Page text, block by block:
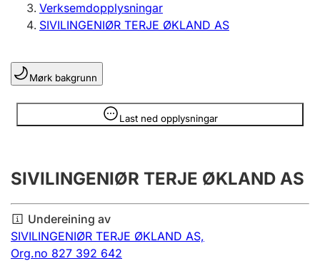
Enkeltpersonføretak
Registrere, endre, slette
Lag og foreining
Registrere, endre, slette
Årsrekneskap
Innsending og forseinkingsgebyr
Verksemdopplysningar
SIVILINGENIØR TERJE ØKLAND AS
Mørk bakgrunn
Last ned opplysningar
Opplysninger er skjult
SIVILINGENIØR TERJE ØKLAND AS
Undereining av
SIVILINGENIØR TERJE ØKLAND AS,
Org.no 827 392 642